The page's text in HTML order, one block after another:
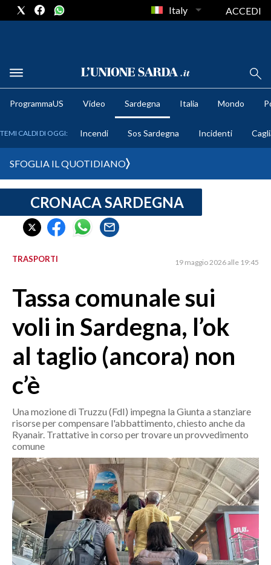
METEO
CRONACA SARDEGNA
CAGLIARI
SULCIS IGLESIENTE
ORISTANO E PROVINCIA
GALLURA
NUORO E PROVINCIA
OGLIASTRA
AGENDA
CRONACA
ITALIA
MONDO
POLITICA
ECONOMIA
SERVIZI ALLE IMPRESE
LAVORO
Italy ACCEDI
ProgrammaUS Video Sardegna Italia Mondo
TEMI CALDI DI OGGI: Incendi Sos Sardegna Incidenti
SFOGLIA IL QUOTIDIANO
CRONACA SARDEGNA
TRASPORTI 19 maggio 2026 alle 19:45
Tassa comunale sui
voli in Sardegna, l’ok
al taglio (ancora) non
c’è
Una mozione di Truzzu (FdI) impegna la Giunta a stanziare
risorse per compensare l'abbattimento, chiesto anche da
Ryanair. Trattative in corso per trovare un provvedimento
comune